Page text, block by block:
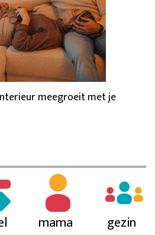
meegroeit met je
mama gezin